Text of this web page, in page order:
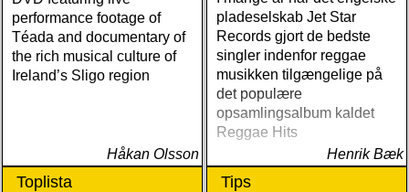
performance footage of
Téada and documentary of
the rich musical culture of
Ireland’s Sligo region
Håkan Olsson
pladeselskab Jet Star
Records gjort de bedste
singler indenfor reggae
musikken tilgængelige på
det populære
opsamlingsalbum kaldet
Reggae Hits
Henrik Bæk
Toplista Tips